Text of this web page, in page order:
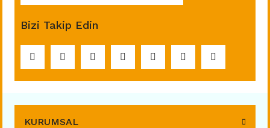
Bizi Takip Edin
KURUMSAL